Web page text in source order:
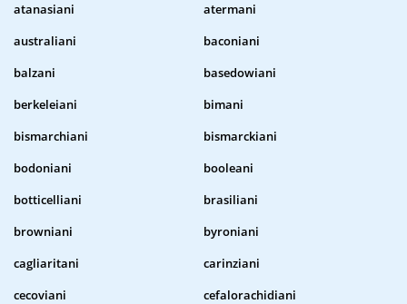
atanasiani
atermani
australiani
baconiani
balzani
basedowiani
berkeleiani
bimani
bismarchiani
bismarckiani
bodoniani
booleani
botticelliani
brasiliani
browniani
byroniani
cagliaritani
carinziani
cecoviani
cefalorachidiani